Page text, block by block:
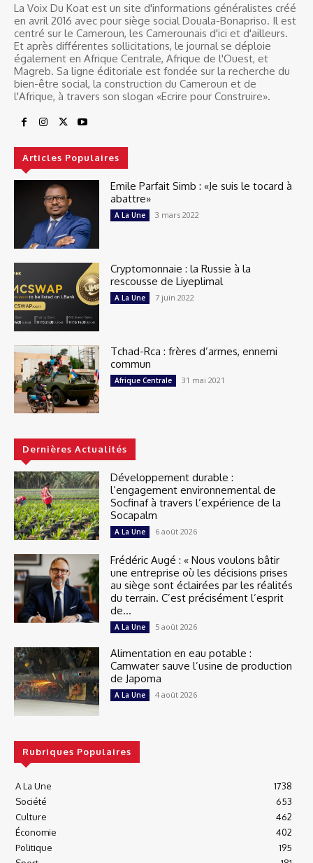
La Voix Du Koat est un site d'informations généralistes créé
en avril 2016 avec pour siège social Douala-Bonapriso. Il est
centré sur le Cameroun, les Camerounais d'ici et d'ailleurs.
Et après différentes sollicitations, le journal se déploie
également en Afrique Centrale, Afrique de l'Ouest, et
Magreb. Sa ligne éditoriale est fondée sur la recherche du
bien-être social, la construction du Cameroun et de
l'Afrique, à travers son slogan «Ecrire pour Construire».
Articles Populaires
Emile Parfait Simb : «Je suis le tocard à
abattre»
A La Une 3 mars 2022
Cryptomonnaie : la Russie à la
rescousse de Liyeplimal
A La Une 7 juin 2022
Tchad-Rca : frères d’armes, ennemi
commun
Afrique Centrale 31 mai 2021
Dernières Actualités
Développement durable :
l’engagement environnemental de
Socfinaf à travers l’expérience de la
Socapalm
A La Une 6 août 2026
Frédéric Augé : « Nous voulons bâtir
une entreprise où les décisions prises
au siège sont éclairées par les réalités
du terrain. C’est précisément l’esprit
de...
A La Une 5 août 2026
Alimentation en eau potable :
Camwater sauve l’usine de production
de Japoma
A La Une 4 août 2026
Rubriques Populaires
A La Une
1738
Société
653
Culture
462
Économie
402
Politique
195